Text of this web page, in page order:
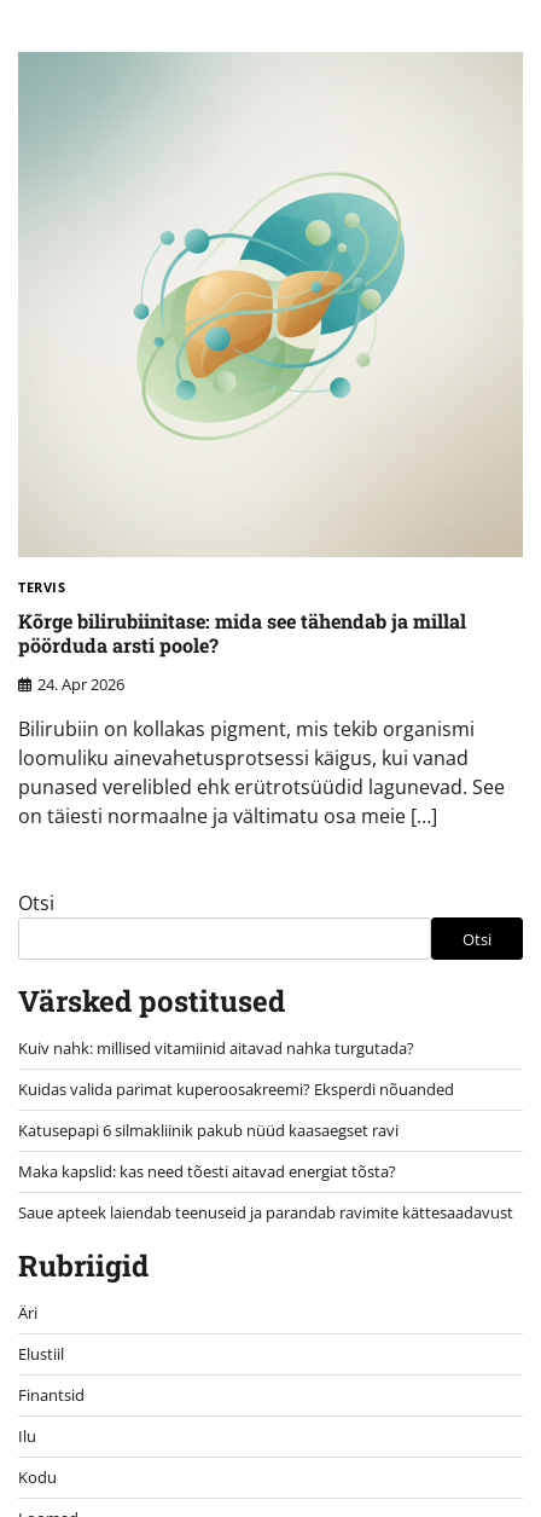
TERVIS
Kõrge bilirubiinitase: mida see tähendab ja millal
pöörduda arsti poole?
24. Apr 2026
Bilirubiin on kollakas pigment, mis tekib organismi
loomuliku ainevahetusprotsessi käigus, kui vanad
punased verelibled ehk erütrotsüüdid lagunevad. See
on täiesti normaalne ja vältimatu osa meie […]
Otsi
Otsi
Värsked postitused
Kuiv nahk: millised vitamiinid aitavad nahka turgutada?
Kuidas valida parimat kuperoosakreemi? Eksperdi nõuanded
Katusepapi 6 silmakliinik pakub nüüd kaasaegset ravi
Maka kapslid: kas need tõesti aitavad energiat tõsta?
Saue apteek laiendab teenuseid ja parandab ravimite kättesaadavust
Rubriigid
Äri
Elustiil
Finantsid
Ilu
Kodu